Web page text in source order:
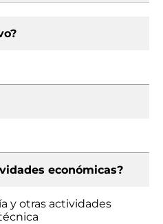
económicas?
y otras actividades